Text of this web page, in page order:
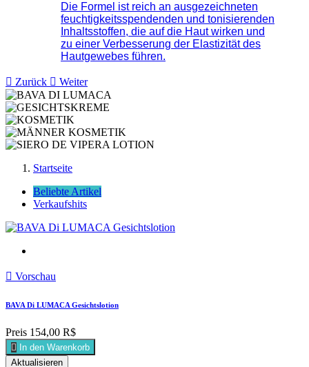
Die Formel ist reich an ausgezeichneten
feuchtigkeitsspendenden und tonisierenden
Inhaltsstoffen, die auf die Haut wirken und
zu einer Verbesserung der Elastizität des
Hautgewebes führen.
 Zurück  Weiter
Startseite
Beliebte Artikel
Verkaufshits
 Vorschau
BAVA Di LUMACA Gesichtslotion
Preis 154,00 R$
 In den Warenkorb